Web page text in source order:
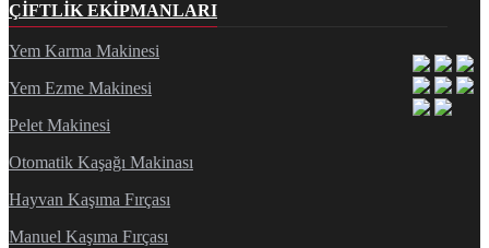
ÇIFTLIK EKIPMANLARI
Yem Karma Makinesi
Yem Ezme Makinesi
Pelet Makinesi
Otomatik Kaşağı Makinası
Hayvan Kaşıma Fırçası
Manuel Kaşıma Fırçası